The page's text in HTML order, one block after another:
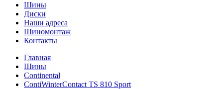
Шины
Диски
Наши адреса
Шиномонтаж
Контакты
Главная
Шины
Continental
ContiWinterContact TS 810 Sport